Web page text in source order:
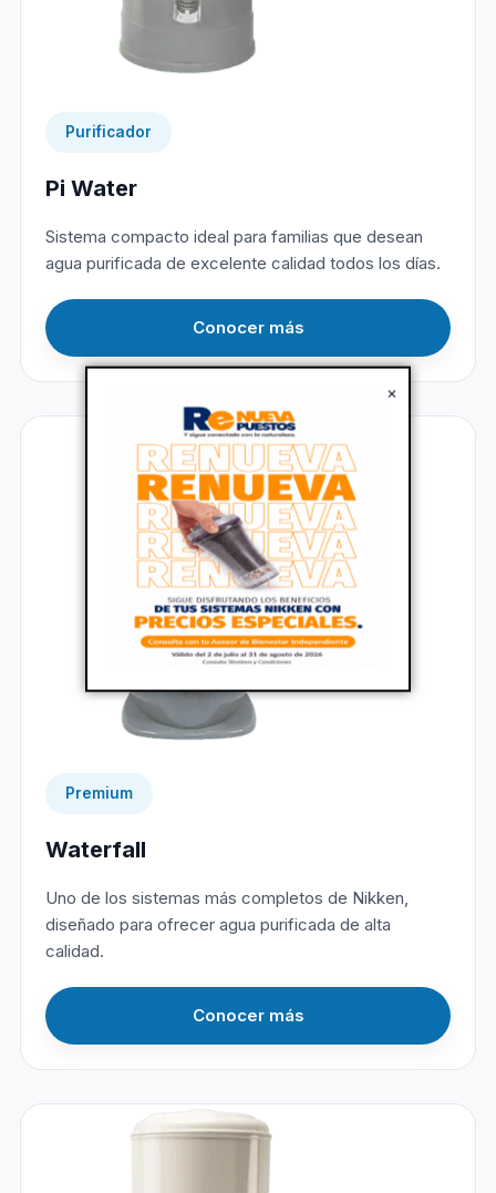
×
Purificador
Pi Water
Sistema compacto ideal para familias que desean
agua purificada de excelente calidad todos los días.
Conocer más
Premium
Waterfall
Uno de los sistemas más completos de Nikken,
diseñado para ofrecer agua purificada de alta
calidad.
Conocer más